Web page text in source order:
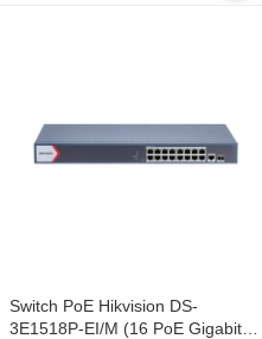
Switch PoE Hikvision DS-
3E1518P-EI/M (16 PoE Gigabit, 2